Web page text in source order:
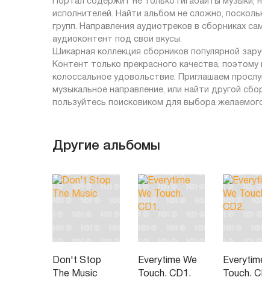
Портал содержит не только гигабайты музыки,
исполнителей. Найти альбом не сложно,
групп. Направления аудиотреков в сборниках
аудиоконтент под свои вкусы.
Шикарная коллекция сборников популярной
Контент только прекрасного качества,
колоссальное удовольствие. Приглашаем
музыкальное направление, или найти другой
пользуйтесь поисковиком для выбора
Другие альбомы
Don't Stop
The Music
Everytime We
Touch. CD1.
Touch.